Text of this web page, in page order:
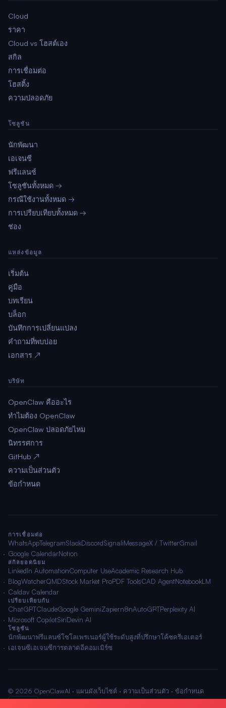
Cloud
ราคา
Cloud vs โฮสต์เอง
สกิล
การเชื่อมต่อ
โฮสติ้ง
ความปลอดภัย
โซลูชัน
นักพัฒนา
เอเจนซี
ฟรีแลนซ์
โซลูชันทั้งหมด →
กรณีใช้งานทั้งหมด →
การเปรียบเทียบทั้งหมด →
ช่อง
แหล่งข้อมูล
เริ่มต้น
คู่มือ
บทเรียน
บล็อก
บันทึกการเปลี่ยนแปลง
คำถามที่พบบ่อย
เอกสาร ↗
บริษัท
OpenClaw คืออะไร
ทำไมต้อง OpenClaw
OpenClaw ปลอดภัยไหม
นิทรรศการ
GitHub ↗
ความเป็นส่วนตัว
ข้อกำหนด
การเชื่อมต่อ
WhatsAppTelegramSlackDiscordSignaliMessageX / TwitterGmail
Google CalendarNotion
สกิลยอดนิยม
LinkedIn AutomationComputer UseAcademic Research Hub
BlogWatcherQMDStock Market ProPDF ToolsCAD AgentNotebookLM
Caldav Calendar
เปรียบเทียบกับ
ChatGPTClaudeGoogle GeminiZapiern8nAutoGPTPerplexity AI
Microsoft CopilotSiriDevin AI
โซลูชัน
นักพัฒนาฟรีแลนซ์โซโลเพรเนอร์ผู้ใช้ระดับสูงที่ปรึกษาโค้ชครีเอเตอร์
เอเจนซีเอเจนซีการตลาดอีคอมเมิร์ซ
© 2026 OpenClawAI · แผนผังเว็บไซต์ · ความเป็นส่วนตัว · ข้อกำหนด